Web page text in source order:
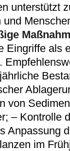
unterstützt
und
Eingriffe als
von
– Kontrolle
Anpassung
im